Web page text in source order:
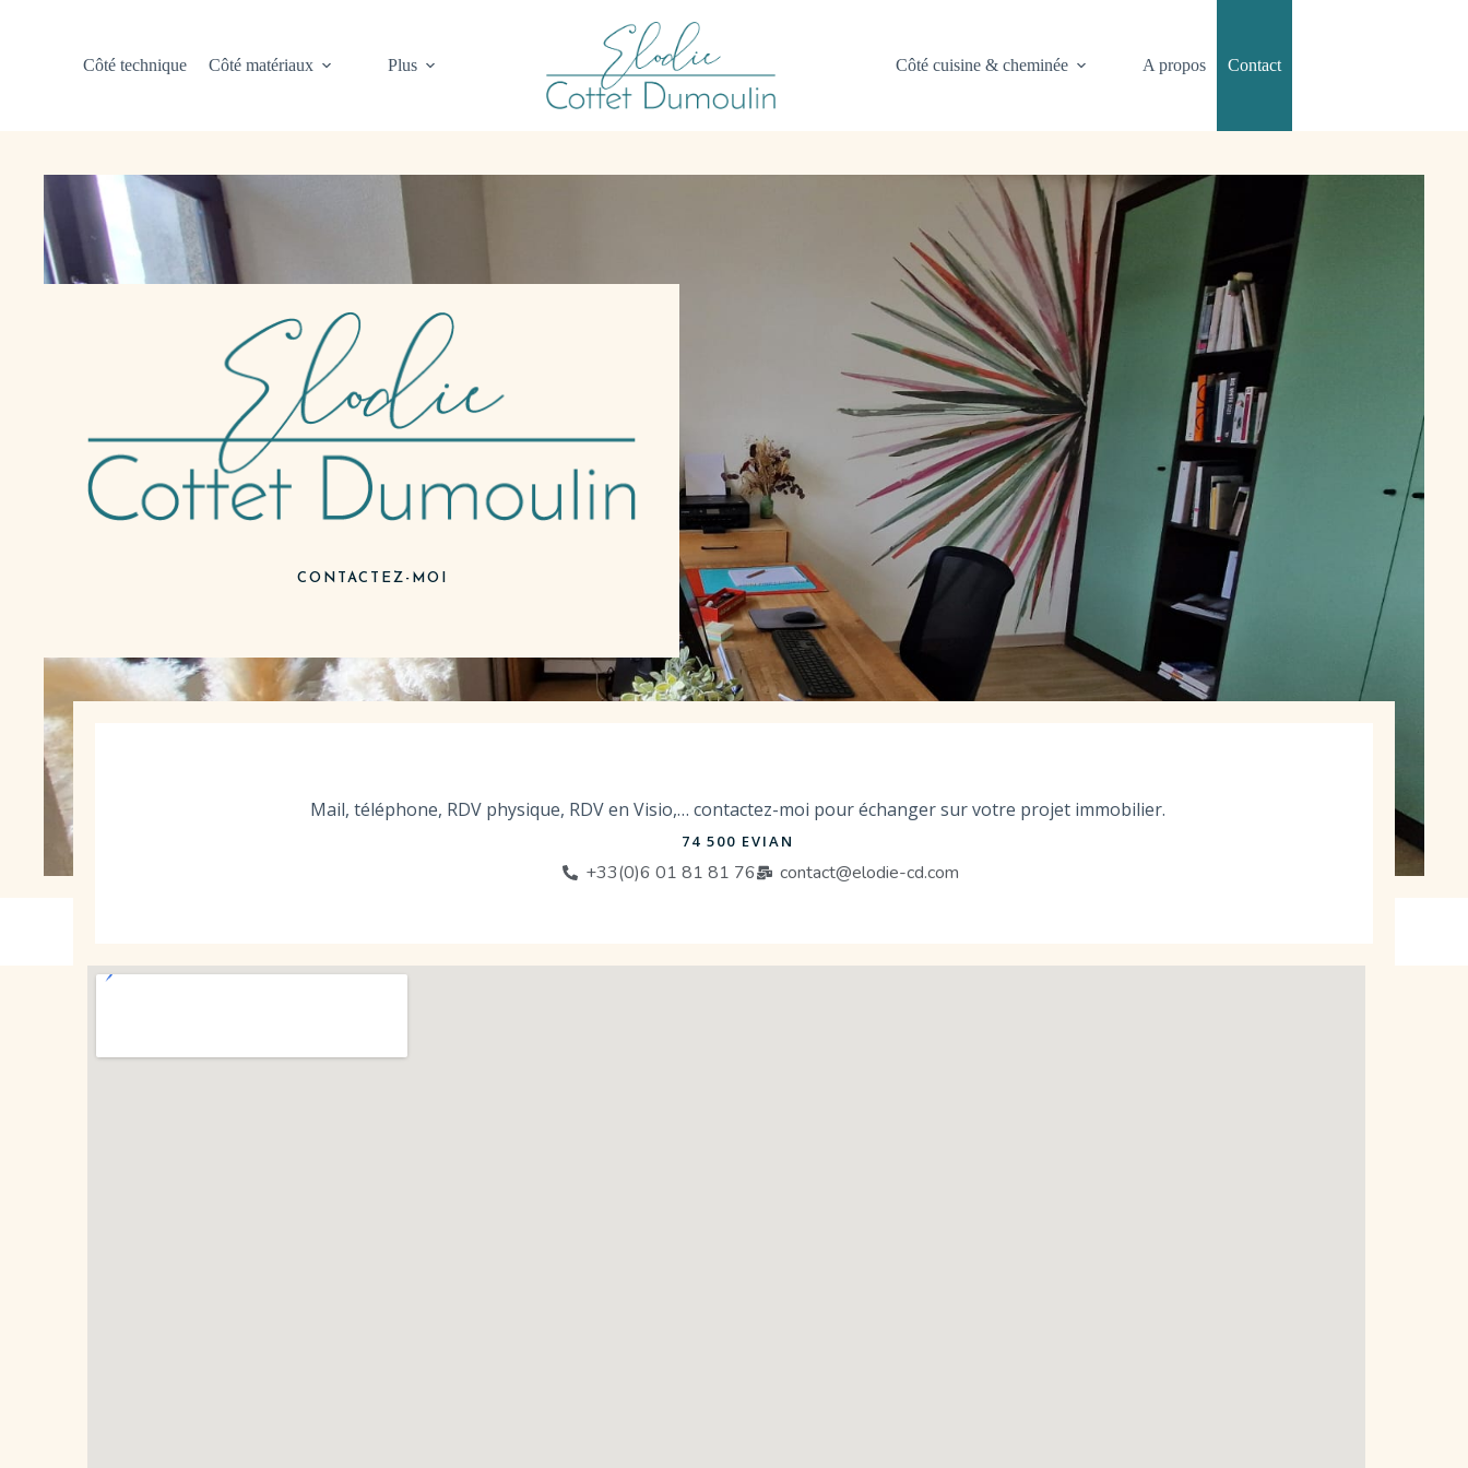
Côté technique Côté matériaux Plus Côté cuisine & cheminée A propos Contact
CONTACTEZ-MOI
Mail, téléphone, RDV physique, RDV en Visio,… contactez-moi pour échanger sur votre projet immobilier.
74 500 EVIAN
+33(0)6 01 81 81 76 contact@elodie-cd.com